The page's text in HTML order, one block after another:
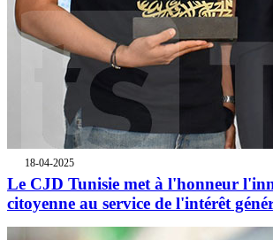
18-04-2025
Le CJD Tunisie met à l'honneur
citoyenne au service de l'intérêt